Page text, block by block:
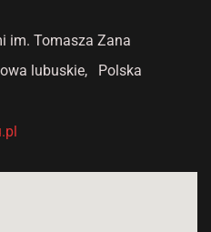
im. Tomasza Zana
lubuskie, Polska